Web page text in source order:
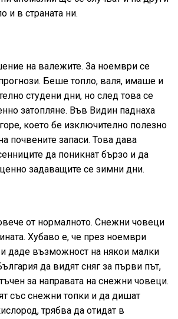
и в страната ни.
на валежите. За ноември се
Беше топло, валя, имаше и
студени дни, но след това се
затопляне. Във Видин паднаха
което бе изключително полезно
почвените запаси. Това дава
да поникнат бързо и да
задаващите се зимни дни.
от нормалното. Снежни човеци
Хубаво е, че през ноември
даде възможност на някои малки
да видят сняг за първи път,
за направата на снежни човеци.
със снежни топки и да дишат
трябва да отидат в